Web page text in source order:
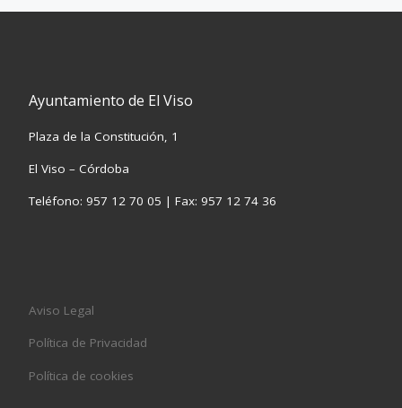
Ayuntamiento de El Viso
Plaza de la Constitución, 1
El Viso – Córdoba
Teléfono: 957 12 70 05 | Fax: 957 12 74 36
Aviso Legal
Política de Privacidad
Política de cookies